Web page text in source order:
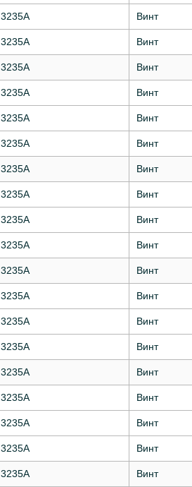
3235А Винт
3235А Винт
3235А Винт
3235А Винт
3235А Винт
3235А Винт
3235А Винт
3235А Винт
3235А Винт
3235А Винт
3235А Винт
3235А Винт
3235А Винт
3235А Винт
3235А Винт
3235А Винт
3235А Винт
3235А Винт
3235А Винт